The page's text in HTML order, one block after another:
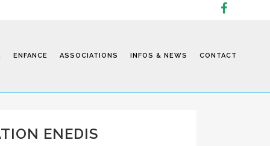
ENFANCE ASSOCIATIONS INFOS & NEWS CONTACT
ENEDIS